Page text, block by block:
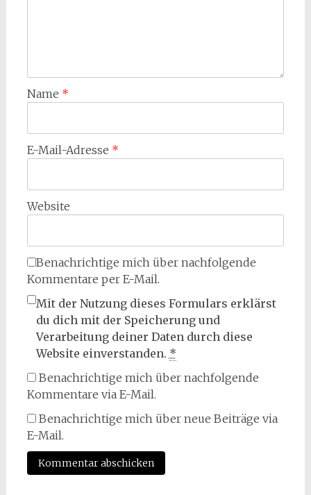
Name *
E-Mail-Adresse *
Website
Benachrichtige mich über nachfolgende
Kommentare per E-Mail.
Mit der Nutzung dieses Formulars erklärst
du dich mit der Speicherung und
Verarbeitung deiner Daten durch diese
Website einverstanden. *
Benachrichtige mich über nachfolgende
Kommentare via E-Mail.
Benachrichtige mich über neue Beiträge via
E-Mail.